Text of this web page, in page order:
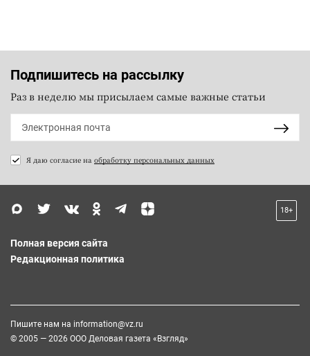
Подпишитесь на рассылку
Раз в неделю мы присылаем самые важные статьи
Я даю согласие на обработку персональных данных
18+
Полная версия сайта
Редакционная политика
Пишите нам на information@vz.ru
© 2005 — 2026 ООО Деловая газета «Взгляд»